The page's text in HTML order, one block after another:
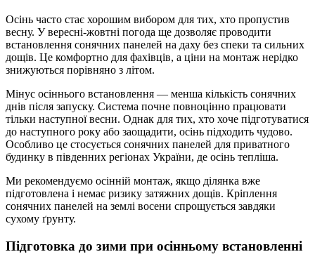
Осінь часто стає хорошим вибором для тих, хто пропустив
весну. У вересні-жовтні погода ще дозволяє проводити
встановлення сонячних панелей на даху без спеки та сильних
дощів. Це комфортно для фахівців, а ціни на монтаж нерідко
знижуються порівняно з літом.
Мінус осіннього встановлення — менша кількість сонячних
днів після запуску. Система почне повноцінно працювати
тільки наступної весни. Однак для тих, хто хоче підготуватися
до наступного року або заощадити, осінь підходить чудово.
Особливо це стосується сонячних панелей для приватного
будинку в південних регіонах України, де осінь тепліша.
Ми рекомендуємо осінній монтаж, якщо ділянка вже
підготовлена і немає ризику затяжних дощів. Кріплення
сонячних панелей на землі восени спрощується завдяки
сухому ґрунту.
Підготовка до зими при осінньому встановленні